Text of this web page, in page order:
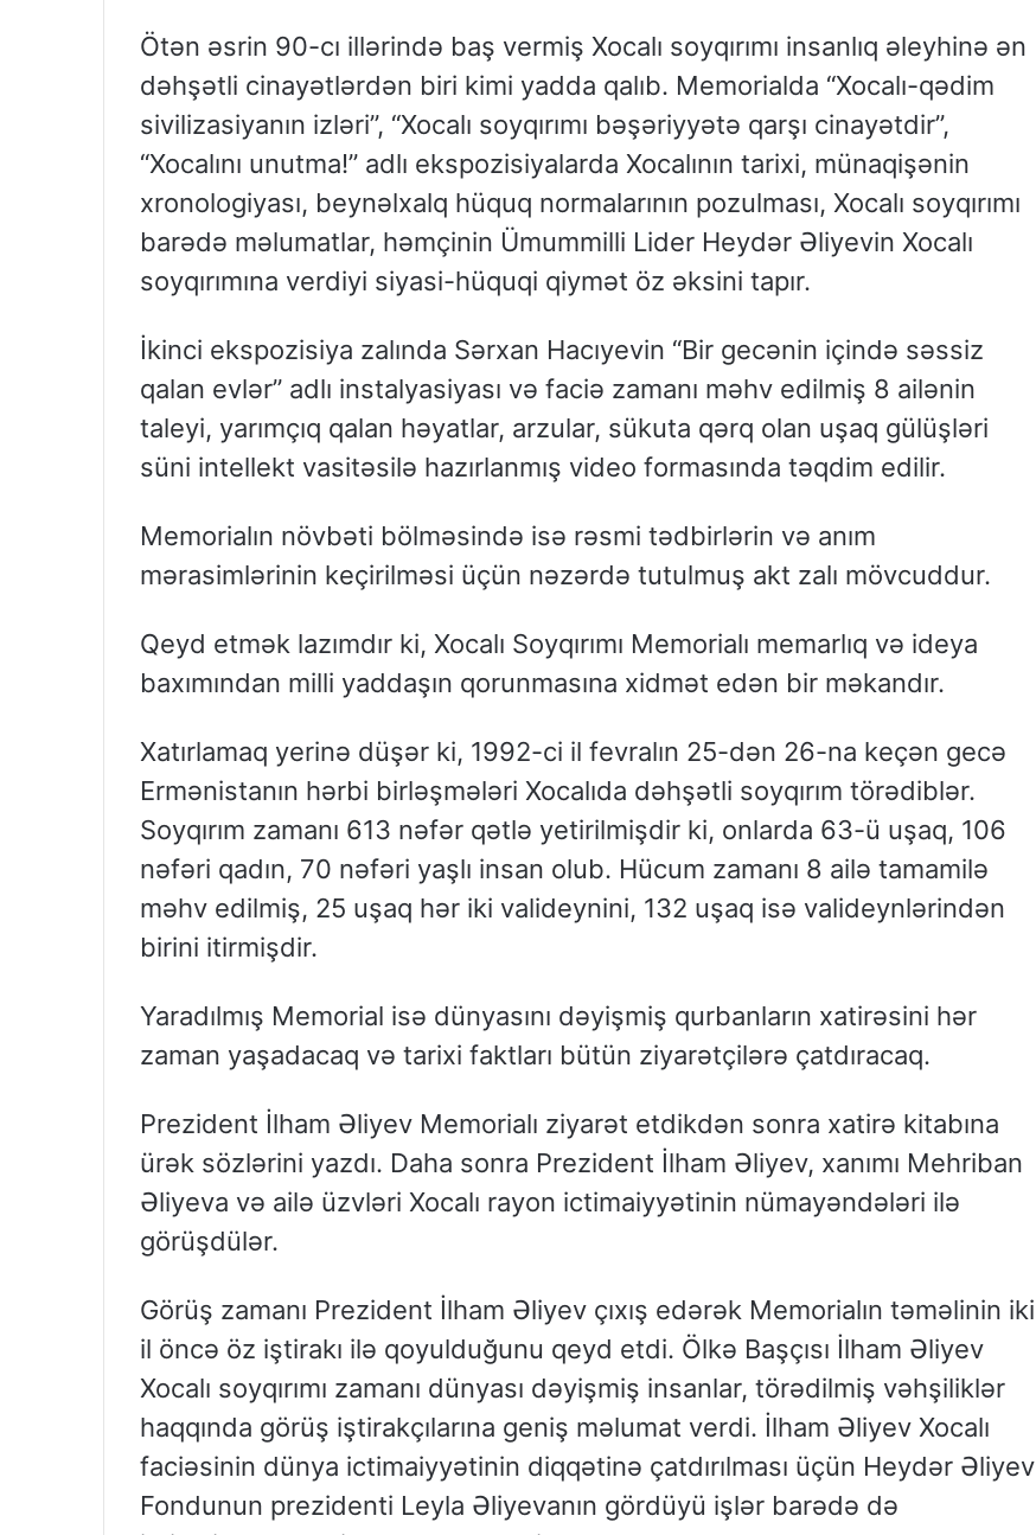
Ötən əsrin 90-cı illərində baş vermiş Xocalı soyqırımı insanlıq əleyhinə ən
dəhşətli cinayətlərdən biri kimi yadda qalıb. Memorialda “Xocalı-qədim
sivilizasiyanın izləri”, “Xocalı soyqırımı bəşəriyyətə qarşı cinayətdir”,
“Xocalını unutma!” adlı ekspozisiyalarda Xocalının tarixi, münaqişənin
xronologiyası, beynəlxalq hüquq normalarının pozulması, Xocalı soyqırımı
barədə məlumatlar, həmçinin Ümummilli Lider Heydər Əliyevin Xocalı
soyqırımına verdiyi siyasi-hüquqi qiymət öz əksini tapır.
İkinci ekspozisiya zalında Sərxan Hacıyevin “Bir gecənin içində səssiz
qalan evlər” adlı instalyasiyası və faciə zamanı məhv edilmiş 8 ailənin
taleyi, yarımçıq qalan həyatlar, arzular, sükuta qərq olan uşaq gülüşləri
süni intellekt vasitəsilə hazırlanmış video formasında təqdim edilir.
Memorialın növbəti bölməsində isə rəsmi tədbirlərin və anım
mərasimlərinin keçirilməsi üçün nəzərdə tutulmuş akt zalı mövcuddur.
Qeyd etmək lazımdır ki, Xocalı Soyqırımı Memorialı memarlıq və ideya
baxımından milli yaddaşın qorunmasına xidmət edən bir məkandır.
Xatırlamaq yerinə düşər ki, 1992-ci il fevralın 25-dən 26-na keçən gecə
Ermənistanın hərbi birləşmələri Xocalıda dəhşətli soyqırım törədiblər.
Soyqırım zamanı 613 nəfər qətlə yetirilmişdir ki, onlarda 63-ü uşaq, 106
nəfəri qadın, 70 nəfəri yaşlı insan olub. Hücum zamanı 8 ailə tamamilə
məhv edilmiş, 25 uşaq hər iki valideynini, 132 uşaq isə valideynlərindən
birini itirmişdir.
Yaradılmış Memorial isə dünyasını dəyişmiş qurbanların xatirəsini hər
zaman yaşadacaq və tarixi faktları bütün ziyarətçilərə çatdıracaq.
Prezident İlham Əliyev Memorialı ziyarət etdikdən sonra xatirə kitabına
ürək sözlərini yazdı. Daha sonra Prezident İlham Əliyev, xanımı Mehriban
Əliyeva və ailə üzvləri Xocalı rayon ictimaiyyətinin nümayəndələri ilə
görüşdülər.
Görüş zamanı Prezident İlham Əliyev çıxış edərək Memorialın təməlinin iki
il öncə öz iştirakı ilə qoyulduğunu qeyd etdi. Ölkə Başçısı İlham Əliyev
Xocalı soyqırımı zamanı dünyası dəyişmiş insanlar, törədilmiş vəhşiliklər
haqqında görüş iştirakçılarına geniş məlumat verdi. İlham Əliyev Xocalı
faciəsinin dünya ictimaiyyətinin diqqətinə çatdırılması üçün Heydər Əliyev
Fondunun prezidenti Leyla Əliyevanın gördüyü işlər barədə də